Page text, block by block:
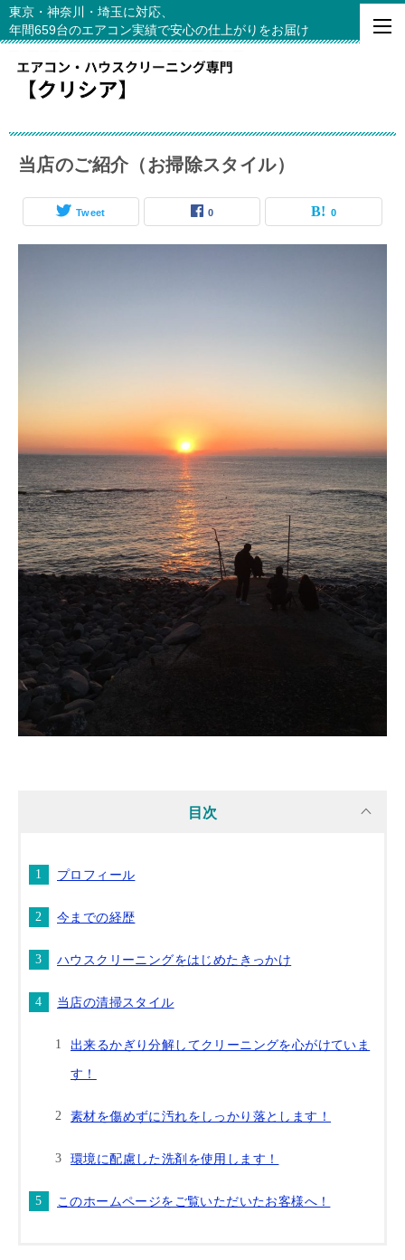
東京・神奈川・埼玉に対応、
年間659台のエアコン実績で安心の仕上がりをお届け
当店のご紹介（お掃除スタイル）
Tweet 0 0
目次
プロフィール
今までの経歴
ハウスクリーニングをはじめたきっかけ
当店の清掃スタイル
出来るかぎり分解してクリーニングを心がけていま
す！
素材を傷めずに汚れをしっかり落とします！
環境に配慮した洗剤を使用します！
このホームページをご覧いただいたお客様へ！